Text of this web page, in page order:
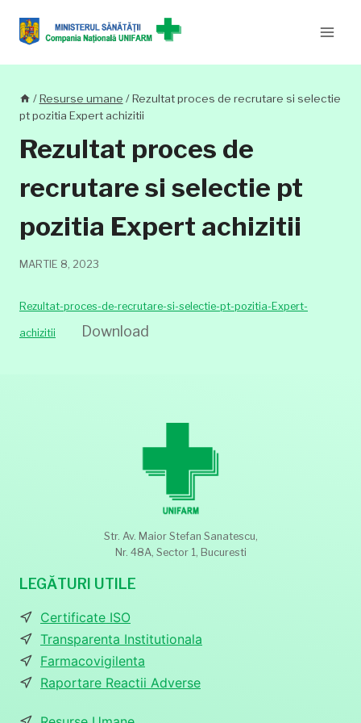
content
/ Resurse umane / Rezultat proces de recrutare si selectie
pt pozitia Expert achizitii
Rezultat proces de
recrutare si selectie pt
pozitia Expert achizitii
MARTIE 8, 2023
Rezultat-proces-de-recrutare-si-selectie-pt-pozitia-Expert-
achizitii Download
Str. Av. Maior Stefan Sanatescu,
Nr. 48A, Sector 1, Bucuresti
LEGĂTURI UTILE
Certificate ISO
Transparenta Institutionala
Farmacovigilenta
Raportare Reactii Adverse